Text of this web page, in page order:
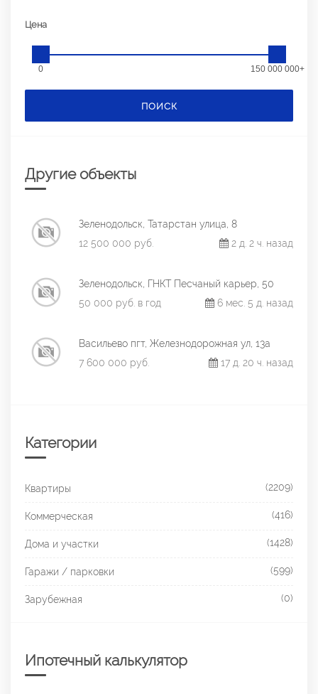
Цена
0 150 000 000+
ПОИСК
Другие объекты
Зеленодольск, Татарстан улица, 8
12 500 000 руб.
2 д. 2 ч. назад
Зеленодольск, ГНКТ Песчаный карьер, 50
50 000 руб. в год
6 мес. 5 д. назад
Васильево пгт, Железнодорожная ул, 13а
7 600 000 руб.
17 д. 20 ч. назад
Категории
Квартиры (2209)
Коммерческая (416)
Дома и участки (1428)
Гаражи / парковки (599)
Зарубежная (0)
Ипотечный калькулятор